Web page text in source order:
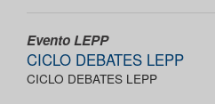
Evento LEPP
CICLO DEBATES LEPP
CICLO DEBATES LEPP